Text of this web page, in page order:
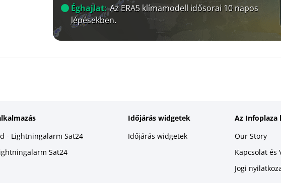
Éghajlat: Az ERA5 klímamodell idősorai 10 napos
lépésekben.
- Lightningalarm Sat24
Sat24
Időjárás widgetek
Időjárás widgetek
Az Infoplaza
Our Story
Kapcsolat és
Jogi